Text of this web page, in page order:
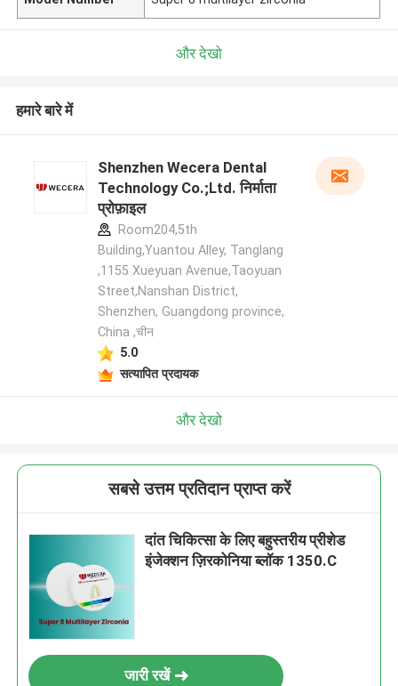
और देखो
हमारे बारे में
Shenzhen Wecera Dental
Technology Co.;Ltd. निर्माता
प्रोफ़ाइल
Room204,5th
Building,Yuantou Alley, Tanglang
,1155 Xueyuan Avenue,Taoyuan
Street,Nanshan District,
Shenzhen, Guangdong province,
China ,चीन
5.0
सत्यापित प्रदायक
और देखो
सबसे उत्तम प्रतिदान प्राप्त करें
दांत चिकित्सा के लिए बहुस्तरीय प्रीशेड
इंजेक्शन ज़िरकोनिया ब्लॉक 1350.C
जारी रखें